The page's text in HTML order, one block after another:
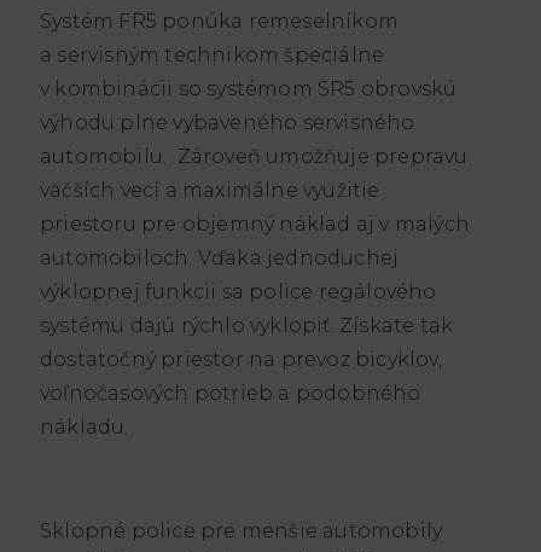
Systém FR5 ponúka remeselníkom
a servisným technikom špeciálne
v kombinácii so systémom SR5 obrovskú
výhodu plne vybaveného servisného
automobilu. Zároveň umožňuje prepravu
väčších vecí a maximálne využitie
priestoru pre objemný náklad aj v malých
automobiloch. Vďaka jednoduchej
výklopnej funkcii sa police regálového
systému dajú rýchlo vyklopiť. Získate tak
dostatočný priestor na prevoz bicyklov,
voľnočasových potrieb a podobného
nákladu.
Sklopné police pre menšie automobily